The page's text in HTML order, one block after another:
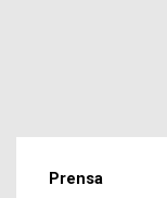
Prensa